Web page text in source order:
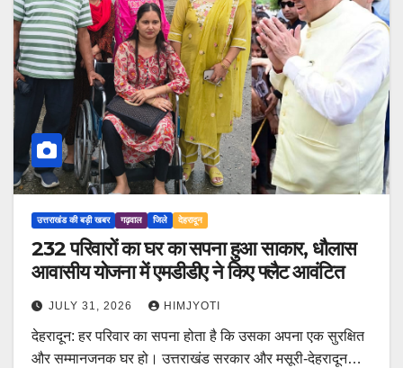
उत्तराखंड की बड़ी खबर गढ़वाल जिले देहरादून
232 परिवारों का घर का सपना हुआ साकार, धौलास
आवासीय योजना में एमडीडीए ने किए फ्लैट आवंटित
JULY 31, 2026 HIMJYOTI
देहरादून: हर परिवार का सपना होता है कि उसका अपना एक सुरक्षित
और सम्मानजनक घर हो। उत्तराखंड सरकार और मसूरी-देहरादून…